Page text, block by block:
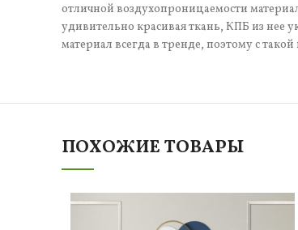
отличной воздухопроницаемости
удивительно красивая ткань, КПБ из нее
материал всегда в тренде, поэтому с
ПОХОЖИЕ ТОВАРЫ